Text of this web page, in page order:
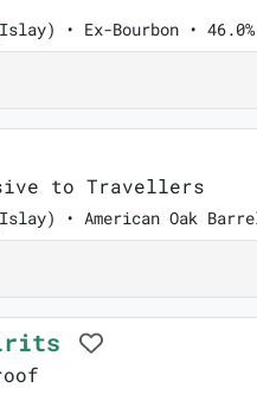
• Ex-Bourbon •
to Travellers
• American Oak